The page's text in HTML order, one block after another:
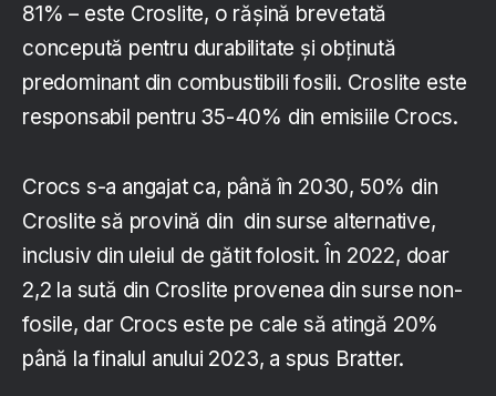
81% – este Croslite, o rășină brevetată
concepută pentru durabilitate și obținută
predominant din combustibili fosili. Croslite este
responsabil pentru 35-40% din emisiile Crocs.
Crocs s-a angajat ca, până în 2030, 50% din
Croslite să provină din din surse alternative,
inclusiv din uleiul de gătit folosit. În 2022, doar
2,2 la sută din Croslite provenea din surse non-
fosile, dar Crocs este pe cale să atingă 20%
până la finalul anului 2023, a spus Bratter.